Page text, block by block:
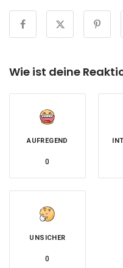
Wie ist deine
AUFREGEND
0
UNSICHER
0